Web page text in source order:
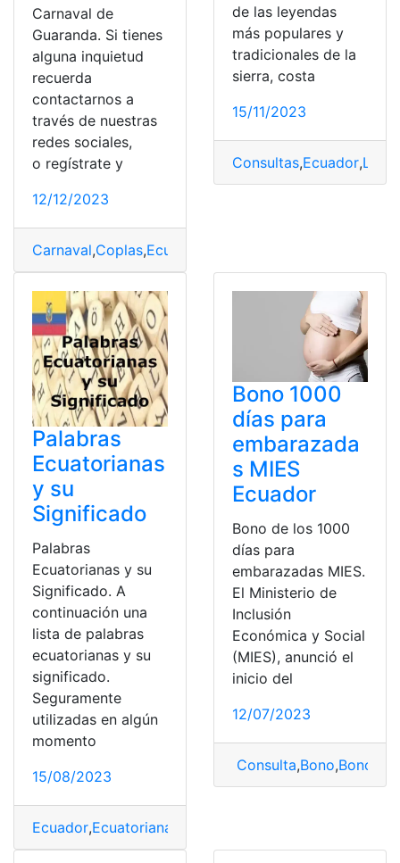
Carnaval de
Guaranda. Si tienes
alguna inquietud
recuerda
contactarnos a
través de nuestras
redes sociales,
o regístrate y
12/12/2023
Carnaval,Coplas,Ecuatorianas
de las leyendas
más populares y
tradicionales de la
sierra, costa
15/11/2023
Consultas,Ecuador,
Palabras
Ecuatorianas
y su
Significado
Palabras
Ecuatorianas y su
Significado. A
continuación una
lista de palabras
ecuatorianas y su
significado.
Seguramente
utilizadas en algún
momento
15/08/2023
Ecuador,Ecuatorianas
Bono 1000
días para
embarazada
s MIES
Ecuador
Bono de los 1000
días para
embarazadas MIES.
El Ministerio de
Inclusión
Económica y Social
(MIES), anunció el
inicio del
12/07/2023
Consulta,Bono,Bono